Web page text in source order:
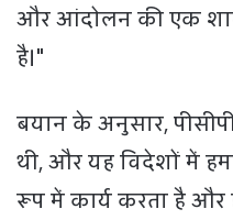
और आंदोलन की एक
है।"
बयान के अनुसार,
थी, और यह विदेशों में
रूप में कार्य करता है